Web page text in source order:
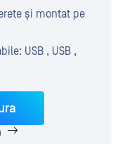
și montat pe
USB , USB ,